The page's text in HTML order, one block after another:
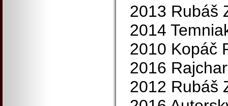
2013 Rubáš
2014
2010 Kopáč
2016
2012 Rubáš